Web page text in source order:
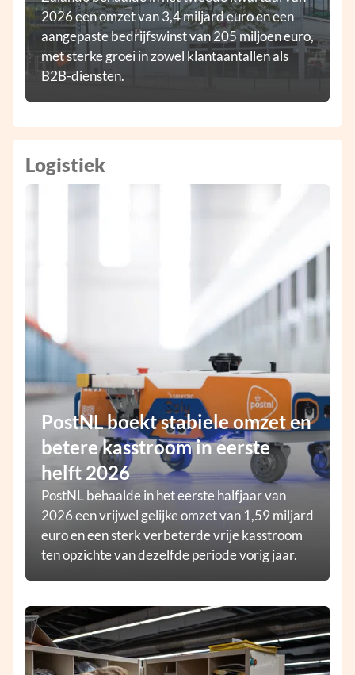
2026 een omzet van 3,4 miljard euro en een
aangepaste bedrijfswinst van 205 miljoen euro,
met sterke groei in zowel klantaantallen als
B2B-diensten.
Logistiek
PostNL boekt stabiele omzet en
betere kasstroom in eerste
helft 2026
PostNL behaalde in het eerste halfjaar van
2026 een vrijwel gelijke omzet van 1,59 miljard
euro en een sterk verbeterde vrije kasstroom
ten opzichte van dezelfde periode vorig jaar.